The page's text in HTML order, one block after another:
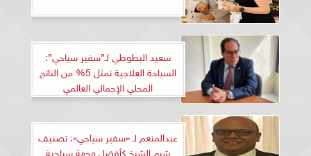
سعيد البطوطي لـ”سفير سياحي”:
السياحة العلاجية تمثل 5% من الناتج
المحلي الإجمالي العالمي
عبدالمنعم لـ «سفير سياحي»: تصنيف
شرم الشيخ كأفضل وجهة سياحية